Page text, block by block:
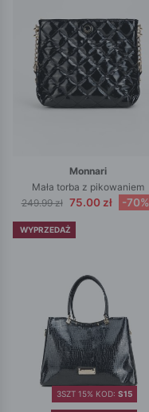
Monnari
Mała torba z pikowaniem
249.99 zł 75.00 zł -70%
WYPRZEDAŻ
3SZT 15% KOD: S15